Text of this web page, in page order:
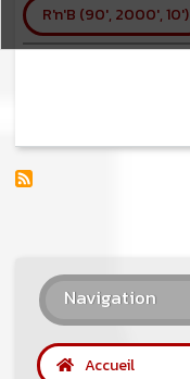
R'n'B (90', 2000', 10')
Navigation
Accueil